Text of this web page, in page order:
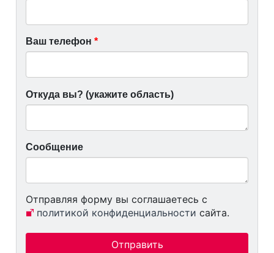
Ваш телефон*
*
Откуда вы? (укажите область)
Сообщение
Отправляя форму вы соглашаетесь с
политикой конфиденциальности сайта.
Отправить